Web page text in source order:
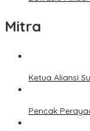
Mitra
Ketua Aliansi
Pencak